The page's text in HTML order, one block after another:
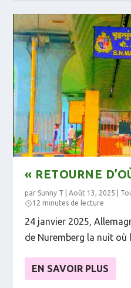
« RETOURNE
par Sunny T Août 13, 2025
12 minutes de lecture
24 janvier 2025,
de Nuremberg la nuit où
EN SAVOIR PLUS